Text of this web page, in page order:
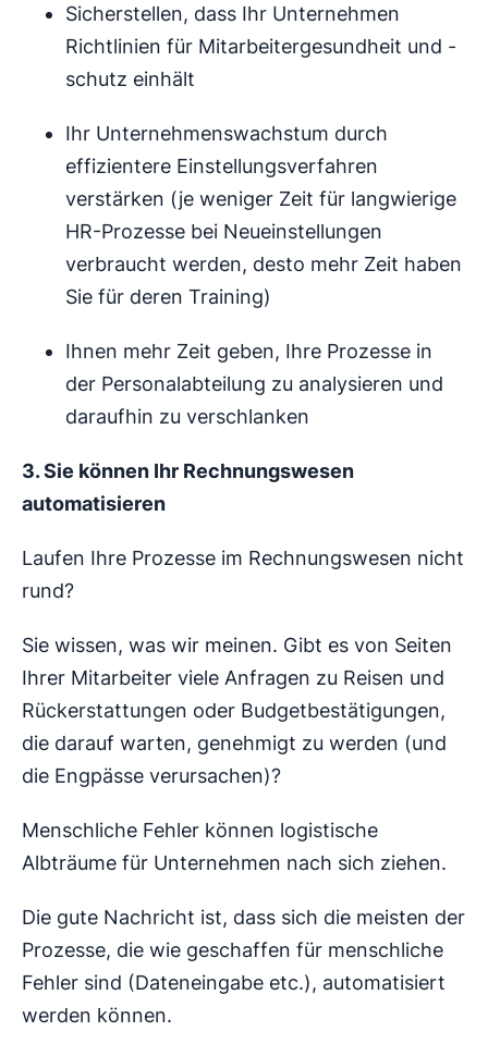
Sicherstellen, dass Ihr Unternehmen
Richtlinien für Mitarbeitergesundheit und -
schutz einhält
Ihr Unternehmenswachstum durch
effizientere Einstellungsverfahren
verstärken (je weniger Zeit für langwierige
HR-Prozesse bei Neueinstellungen
verbraucht werden, desto mehr Zeit haben
Sie für deren Training)
Ihnen mehr Zeit geben, Ihre Prozesse in
der Personalabteilung zu analysieren und
daraufhin zu verschlanken
3. Sie können Ihr Rechnungswesen
automatisieren
Laufen Ihre Prozesse im Rechnungswesen nicht
rund?
Sie wissen, was wir meinen. Gibt es von Seiten
Ihrer Mitarbeiter viele Anfragen zu Reisen und
Rückerstattungen oder Budgetbestätigungen,
die darauf warten, genehmigt zu werden (und
die Engpässe verursachen)?
Menschliche Fehler können logistische
Albträume für Unternehmen nach sich ziehen.
Die gute Nachricht ist, dass sich die meisten der
Prozesse, die wie geschaffen für menschliche
Fehler sind (Dateneingabe etc.), automatisiert
werden können.